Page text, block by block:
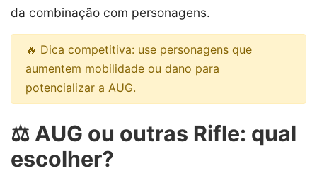
da combinação com personagens.
🔥 Dica competitiva: use personagens que
aumentem mobilidade ou dano para
potencializar a AUG.
⚖️ AUG ou outras Rifle: qual
escolher?